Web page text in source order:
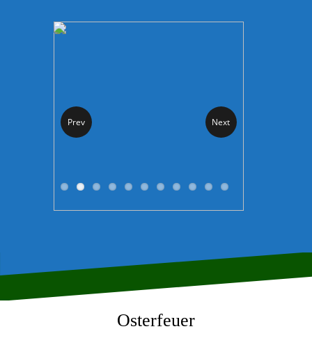
Prev Next
Osterfeuer